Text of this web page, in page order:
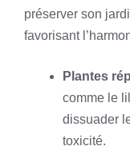
préserver son
favorisant
Plantes
comme le
dissuader
toxicité.